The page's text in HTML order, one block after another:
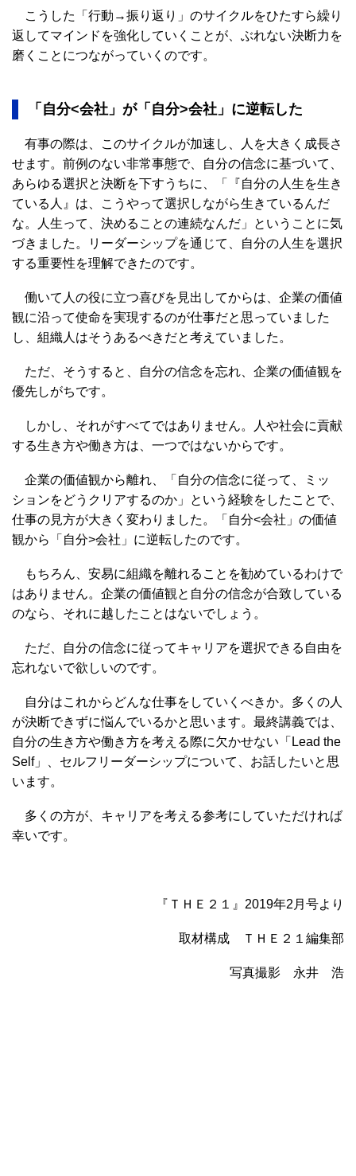
こうした「行動→振り返り」のサイクルをひたすら繰り
返してマインドを強化していくことが、ぶれない決断力を
磨くことにつながっていくのです。
「自分<会社」が「自分>会社」に逆転した
有事の際は、このサイクルが加速し、人を大きく成長さ
せます。前例のない非常事態で、自分の信念に基づいて、
あらゆる選択と決断を下すうちに、「『自分の人生を生き
ている人』は、こうやって選択しながら生きているんだ
な。人生って、決めることの連続なんだ」ということに気
づきました。リーダーシップを通じて、自分の人生を選択
する重要性を理解できたのです。
働いて人の役に立つ喜びを見出してからは、企業の価値
観に沿って使命を実現するのが仕事だと思っていました
し、組織人はそうあるべきだと考えていました。
ただ、そうすると、自分の信念を忘れ、企業の価値観を
優先しがちです。
しかし、それがすべてではありません。人や社会に貢献
する生き方や働き方は、一つではないからです。
企業の価値観から離れ、「自分の信念に従って、ミッ
ションをどうクリアするのか」という経験をしたことで、
仕事の見方が大きく変わりました。「自分<会社」の価値
観から「自分>会社」に逆転したのです。
もちろん、安易に組織を離れることを勧めているわけで
はありません。企業の価値観と自分の信念が合致している
のなら、それに越したことはないでしょう。
ただ、自分の信念に従ってキャリアを選択できる自由を
忘れないで欲しいのです。
自分はこれからどんな仕事をしていくべきか。多くの人
が決断できずに悩んでいるかと思います。最終講義では、
自分の生き方や働き方を考える際に欠かせない「Lead the
Self」、セルフリーダーシップについて、お話したいと思
います。
多くの方が、キャリアを考える参考にしていただければ
幸いです。
『ＴＨＥ２１』2019年2月号より
取材構成 ＴＨＥ２１編集部
写真撮影 永井 浩